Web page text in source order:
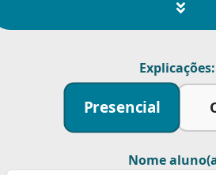
Explicações:
Presencial
Nome